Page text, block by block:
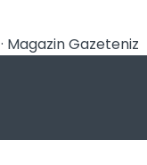
· Magazin Gazeteniz